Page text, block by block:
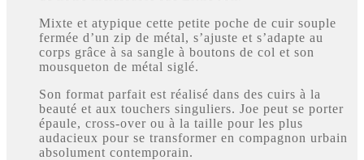
Mixte et atypique cette petite poche de cuir souple
fermée d’un zip de métal, s’ajuste et s’adapte au
corps grâce à sa sangle à boutons de col et son
mousqueton de métal siglé.
Son format parfait est réalisé dans des cuirs à la
beauté et aux touchers singuliers. Joe peut se porter
épaule, cross-over ou à la taille pour les plus
audacieux pour se transformer en compagnon urbain
absolument contemporain.